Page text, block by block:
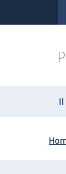
al contenuto
to footer